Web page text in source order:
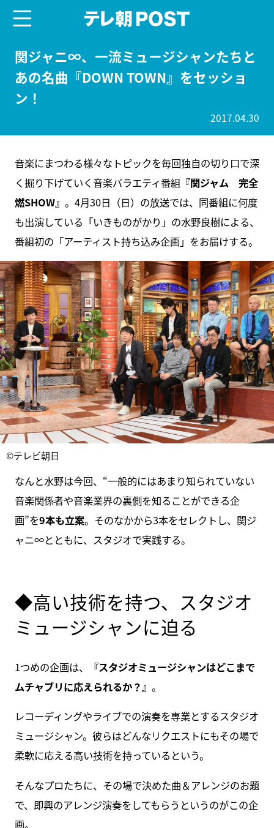
関ジャニ∞、一流ミュージシャンたちと
あの名曲『DOWN TOWN』をセッショ
ン！
2017.04.30
音楽にまつわる様々なトピックを毎回独自の切り口で深
く掘り下げていく音楽バラエティ番組 『関ジャム 完全
燃SHOW』 。4月30日（日）の放送では、同番組に何度
も出演している「いきものがかり」の水野良樹による、
番組初の「アーティスト持ち込み企画」をお届けする。
©テレビ朝日
なんと水野は今回、“一般的にはあまり知られていない
音楽関係者や音楽業界の裏側を知ることができる企
画”を9本も立案。そのなかから3本をセレクトし、関ジ
ャニ∞とともに、スタジオで実践する。
◆高い技術を持つ、スタジオ
ミュージシャンに迫る
1つめの企画は、
『スタジオミュージシャンはどこまで
ムチャブリに応えられるか？』 。
レコーディングやライブでの演奏を専業とするスタジオ
ミュージシャン。彼らはどんなリクエストにもその場で
柔軟に応える高い技術を持っているという。
そんなプロたちに、その場で決めた曲＆アレンジのお題
で、即興のアレンジ演奏をしてもらうというのがこの企
画。